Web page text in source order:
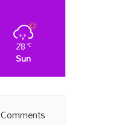
28℃
Sun
Comments